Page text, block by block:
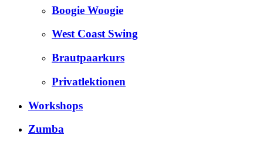
Boogie Woogie
West Coast Swing
Brautpaarkurs
Privatlektionen
Workshops
Zumba